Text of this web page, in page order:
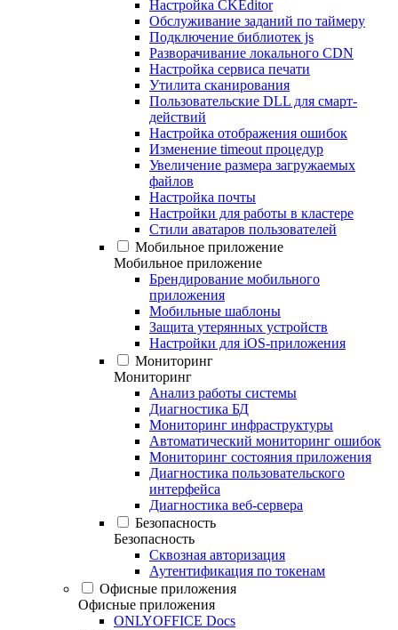
Настройка CKEditor
Обслуживание заданий по таймеру
Подключение библиотек js
Разворачивание локального CDN
Настройка сервиса печати
Утилита сканирования
Пользовательские DLL для смарт-
действий
Настройка отображения ошибок
Изменение timeout процедур
Увеличение размера загружаемых
файлов
Настройка почты
Настройки для работы в кластере
Стили аватаров пользователей
Мобильное приложение
Мобильное приложение
Брендирование мобильного
приложения
Мобильные шаблоны
Защита утерянных устройств
Настройки для iOS-приложения
Мониторинг
Мониторинг
Анализ работы системы
Диагностика БД
Мониторинг инфраструктуры
Автоматический мониторинг ошибок
Мониторинг состояния приложения
Диагностика пользовательского
интерфейса
Диагностика веб-сервера
Безопасность
Безопасность
Сквозная авторизация
Аутентификация по токенам
Офисные приложения
Офисные приложения
ONLYOFFICE Docs